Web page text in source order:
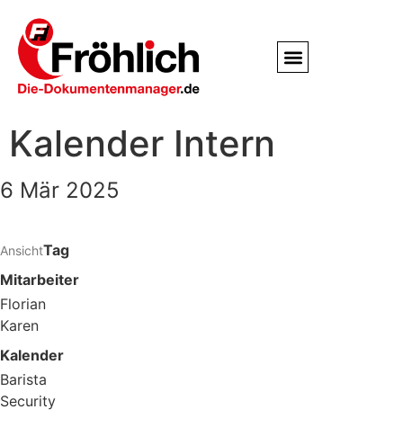
Kalender Intern
6 Mär 2025
AnsichtTag
Mitarbeiter
Florian
Karen
Kalender
Barista
Security